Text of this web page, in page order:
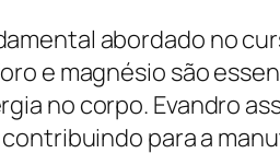
abordado no
e magnésio são
no corpo. Evandro
para a